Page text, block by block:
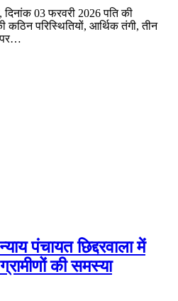
दिनांक 03 फरवरी 2026 पति की
परिस्थितियों, आर्थिक तंगी, तीन
पर…
पंचायत छिद्दरवाला में
की समस्या